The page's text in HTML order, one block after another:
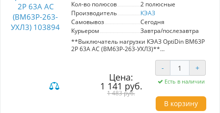
Кол-во полюсов
2 полюсные
Производитель
КЭАЗ
Самовывоз
Сегодня
Курьером
Завтра/послезавтра
**Выключатель нагрузки КЭАЗ OptiDin ВМ63Р
2P 63A AC (BM63P-263-УХЛ3)**
- **Тип:** Двухполюсный (2P)
- **Применение:** Включение, отключение и
проведение тока в нормальных и аварийных
режимах, включая короткое замыкание.
- **Преимущества:** Обеспечивает надежную
Цена:
1 141 руб.
1 483 руб.
- +
Есть в наличии
В корзину